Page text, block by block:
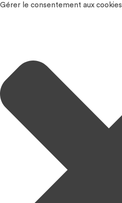
Gérer le consentement aux cookies